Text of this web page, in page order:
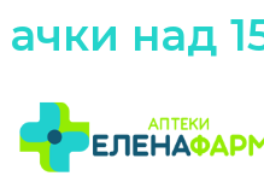
над